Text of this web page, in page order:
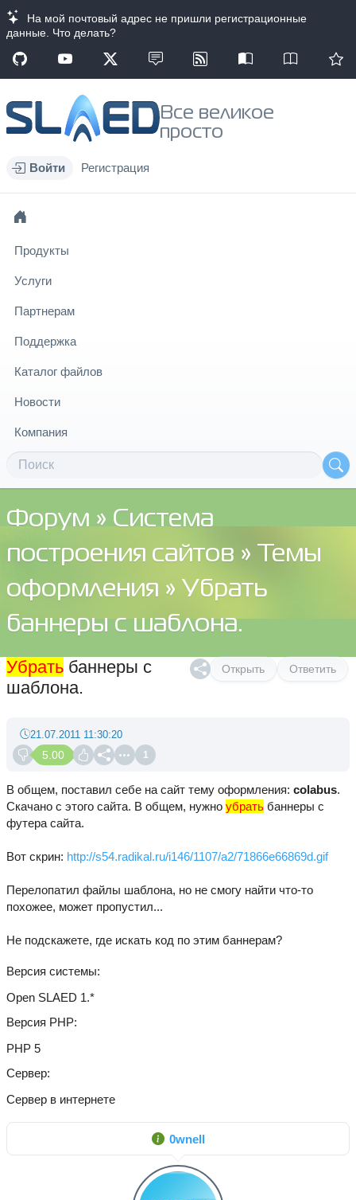
На мой почтовый адрес не пришли регистрационные
данные. Что делать?
Все великое
просто
Войти Регистрация
Продукты
Услуги
Партнерам
Поддержка
Каталог файлов
Новости
Компания
Форум » Система
построения сайтов »
Темы
оформления » Убрать
баннеры с шаблона.
Открыть Ответить
Убрать баннеры с
шаблона.
5.00 1
21.07.2011 11:30:20
В общем, поставил себе на сайт тему оформления: colabus.
Скачано с этого сайта. В общем, нужно убрать баннеры с
футера сайта.
Вот скрин: http://s54.radikal.ru/i146/1107/a2/71866e66869d.gif
Перелопатил файлы шаблона, но не смогу найти что-то
похожее, может пропустил...
Не подскажете, где искать код по этим баннерам?
Версия системы
Open SLAED 1.*
Версия PHP
PHP 5
Сервер
Сервер в интернете
0wnell